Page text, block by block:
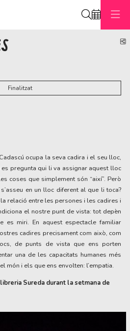
Finalitzat
ocupa la seva cadira i el seu lloc,
es pregunta qui li va assignar aquest lloc
coses que simplement són “així”. Però
en un lloc diferent al que li toca?
relació entre les persones i les cadires i
el nostre punt de vista: tot depèn
miri. En aquest espectacle familiar
cadires precisament com això, com
de punts de vista que ens porten
una de les capacitats humanes més
món i els que ens envolten: l’empatia.
Sureda durant la setmana de